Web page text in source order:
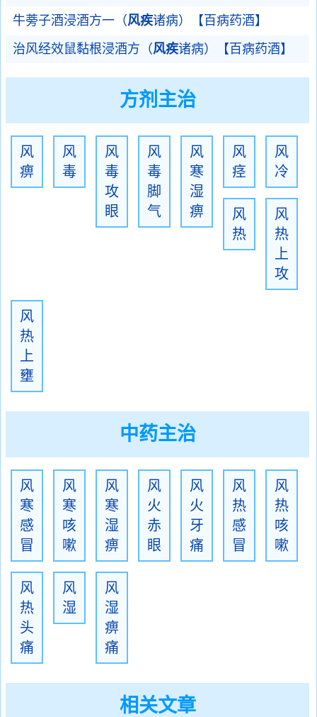
牛蒡子酒浸酒方一（风疾诸病）【百病药酒】
治风经效鼠黏根浸酒方（风疾诸病）【百病药酒】
方剂主治
风
痹
风
毒
风
毒
攻
眼
风
毒
脚
气
风
寒
湿
痹
风
痉
风
冷
风
热
风
热
上
攻
风
热
上
壅
中药主治
风
寒
感
冒
风
寒
咳
嗽
风
寒
湿
痹
风
火
赤
眼
风
火
牙
痛
风
热
感
冒
风
热
咳
嗽
风
热
头
痛
风
湿
风
湿
痹
痛
相关文章